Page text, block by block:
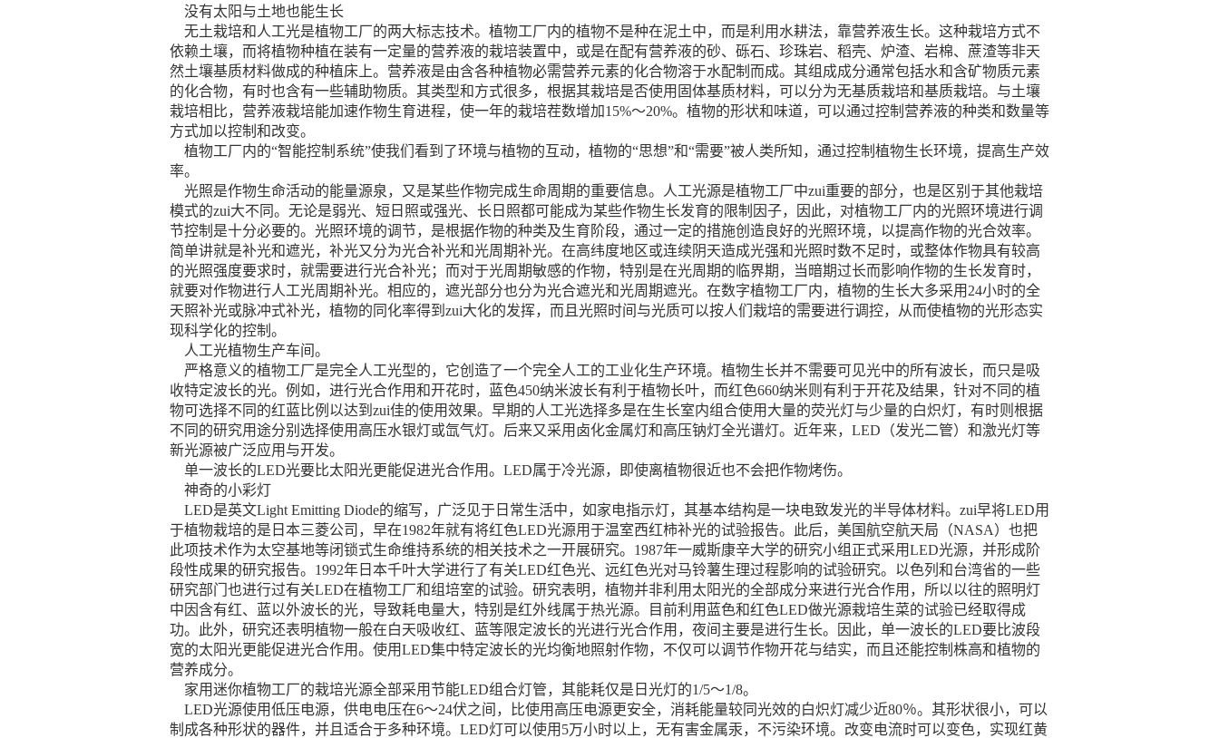
没有太阳与土地也能生长
无土栽培和人工光是植物工厂的两大标志技术。植物工厂内的植物不是种在泥土中，而是利用水耕法，靠营养液生长。这种栽培方式不
依赖土壤，而将植物种植在装有一定量的营养液的栽培装置中，或是在配有营养液的砂、砾石、珍珠岩、稻壳、炉渣、岩棉、蔗渣等非天
然土壤基质材料做成的种植床上。营养液是由含各种植物必需营养元素的化合物溶于水配制而成。其组成成分通常包括水和含矿物质元素
的化合物，有时也含有一些辅助物质。其类型和方式很多，根据其栽培是否使用固体基质材料，可以分为无基质栽培和基质栽培。与土壤
栽培相比，营养液栽培能加速作物生育进程，使一年的栽培茬数增加15%～20%。植物的形状和味道，可以通过控制营养液的种类和数量等
方式加以控制和改变。
植物工厂内的“智能控制系统”使我们看到了环境与植物的互动，植物的“思想”和“需要”被人类所知，通过控制植物生长环境，提高生产效
率。
光照是作物生命活动的能量源泉，又是某些作物完成生命周期的重要信息。人工光源是植物工厂中zui重要的部分，也是区别于其他栽培
模式的zui大不同。无论是弱光、短日照或强光、长日照都可能成为某些作物生长发育的限制因子，因此，对植物工厂内的光照环境进行调
节控制是十分必要的。光照环境的调节，是根据作物的种类及生育阶段，通过一定的措施创造良好的光照环境，以提高作物的光合效率。
简单讲就是补光和遮光，补光又分为光合补光和光周期补光。在高纬度地区或连续阴天造成光强和光照时数不足时，或整体作物具有较高
的光照强度要求时，就需要进行光合补光；而对于光周期敏感的作物，特别是在光周期的临界期，当暗期过长而影响作物的生长发育时，
就要对作物进行人工光周期补光。相应的，遮光部分也分为光合遮光和光周期遮光。在数字植物工厂内，植物的生长大多采用24小时的全
天照补光或脉冲式补光，植物的同化率得到zui大化的发挥，而且光照时间与光质可以按人们栽培的需要进行调控，从而使植物的光形态实
现科学化的控制。
人工光植物生产车间。
严格意义的植物工厂是完全人工光型的，它创造了一个完全人工的工业化生产环境。植物生长并不需要可见光中的所有波长，而只是吸
收特定波长的光。例如，进行光合作用和开花时，蓝色450纳米波长有利于植物长叶，而红色660纳米则有利于开花及结果，针对不同的植
物可选择不同的红蓝比例以达到zui佳的使用效果。早期的人工光选择多是在生长室内组合使用大量的荧光灯与少量的白炽灯，有时则根据
不同的研究用途分别选择使用高压水银灯或氙气灯。后来又采用卤化金属灯和高压钠灯全光谱灯。近年来，LED（发光二管）和激光灯等
新光源被广泛应用与开发。
单一波长的LED光要比太阳光更能促进光合作用。LED属于冷光源，即使离植物很近也不会把作物烤伤。
神奇的小彩灯
LED是英文Light Emitting Diode的缩写，广泛见于日常生活中，如家电指示灯，其基本结构是一块电致发光的半导体材料。zui早将LED用
于植物栽培的是日本三菱公司，早在1982年就有将红色LED光源用于温室西红柿补光的试验报告。此后，美国航空航天局（NASA）也把
此项技术作为太空基地等闭锁式生命维持系统的相关技术之一开展研究。1987年一威斯康辛大学的研究小组正式采用LED光源，并形成阶
段性成果的研究报告。1992年日本千叶大学进行了有关LED红色光、远红色光对马铃薯生理过程影响的试验研究。以色列和台湾省的一些
研究部门也进行过有关LED在植物工厂和组培室的试验。研究表明，植物并非利用太阳光的全部成分来进行光合作用，所以以往的照明灯
中因含有红、蓝以外波长的光，导致耗电量大，特别是红外线属于热光源。目前利用蓝色和红色LED做光源栽培生菜的试验已经取得成
功。此外，研究还表明植物一般在白天吸收红、蓝等限定波长的光进行光合作用，夜间主要是进行生长。因此，单一波长的LED要比波段
宽的太阳光更能促进光合作用。使用LED集中特定波长的光均衡地照射作物，不仅可以调节作物开花与结实，而且还能控制株高和植物的
营养成分。
家用迷你植物工厂的栽培光源全部采用节能LED组合灯管，其能耗仅是日光灯的1/5〜1/8。
LED光源使用低压电源，供电电压在6～24伏之间，比使用高压电源更安全，消耗能量较同光效的白炽灯减少近80％。其形状很小，可以
制成各种形状的器件，并且适合于多种环境。LED灯可以使用5万小时以上，无有害金属汞，不污染环境。改变电流时可以变色，实现红黄